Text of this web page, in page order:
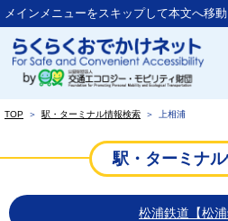
メインメニューをスキップして本文へ移
TOP ＞ 駅・ターミナル情報検索 ＞ 上相浦
駅・ターミナ
松浦鉄道【松浦